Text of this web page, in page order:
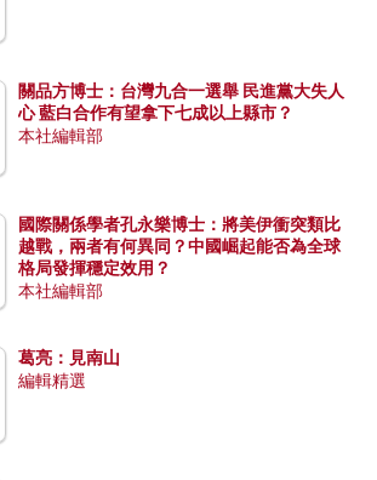
關品方博士：台灣九合一選舉 民進黨大失人
心 藍白合作有望拿下七成以上縣市？
本社編輯部
國際關係學者孔永樂博士：將美伊衝突類比
越戰，兩者有何異同？中國崛起能否為全球
格局發揮穩定效用？
本社編輯部
葛亮：見南山
編輯精選